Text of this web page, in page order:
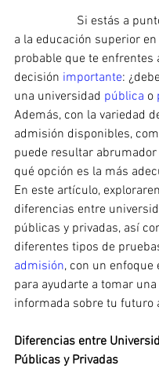
Si estás a
a la educación superior en
probable que te enfrentes
decisión importante:
una universidad pública o
Además, con la variedad
admisión disponibles,
puede resultar
qué opción es la más
En este artículo,
diferencias entre
públicas y privadas, así
diferentes tipos de
admisión, con un enfoque
para ayudarte a tomar una
informada sobre tu futuro
Diferencias entre
Públicas y Privadas